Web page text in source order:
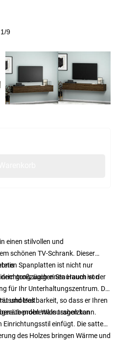
1/9
einen stilvollen und
schönen TV-Schrank. Dieser
Spanplatten ist nicht nur
auch einen Hauch von
großzügigen Stauraum ist der
für Ihr Unterhaltungszentrum. Die
und Haltbarkeit, so dass er Ihren
problemlos tragen kann.
Walnussholzton
Einrichtungsstil einfügt. Die satten
des Holzes bringen Wärme und